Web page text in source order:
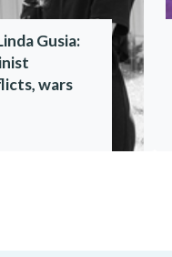
Gusia:
wars